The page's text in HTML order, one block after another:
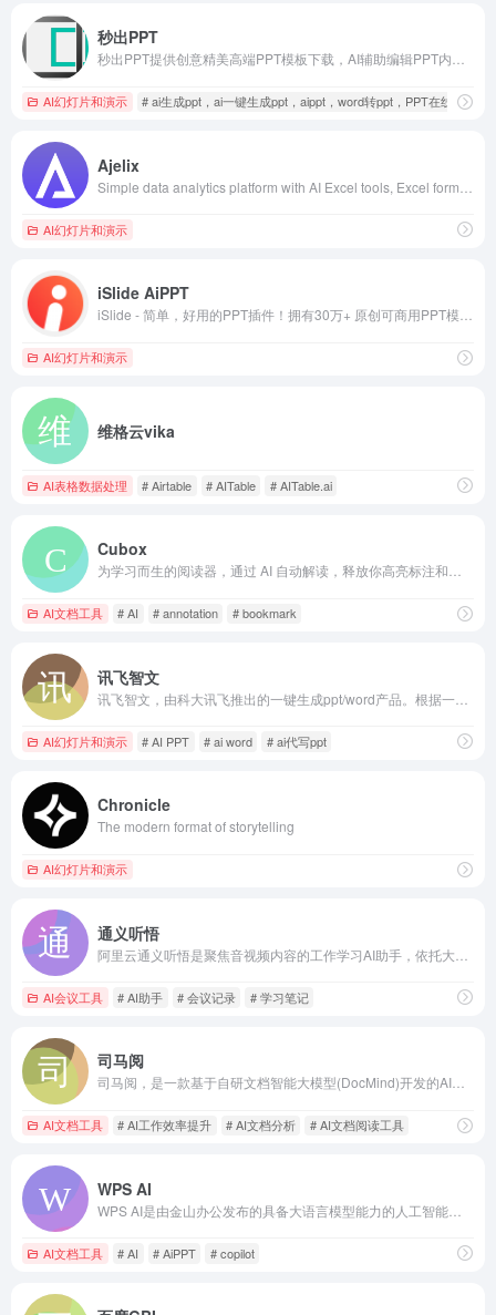
秒出PPT
AI幻灯片和演示 # ai生成ppt，ai一键生成ppt，aippt，word转ppt，PPT在线智能
Ajelix
AI幻灯片和演示
iSlide AiPPT
AI幻灯片和演示
维格云vika
AI表格数据处理 # Airtable # AITable # AITable.ai
Cubox
AI文档工具 # AI # annotation # bookmark
讯飞智文
AI幻灯片和演示 # AI PPT # ai word # ai代写ppt
Chronicle
The modern format of storytelling
AI幻灯片和演示
通义听悟
AI会议工具 # AI助手 # 会议记录 # 学习笔记
司马阅
AI文档工具 # AI工作效率提升 # AI文档分析 # AI文档阅读工具
WPS AI
AI文档工具 # AI # AiPPT # copilot